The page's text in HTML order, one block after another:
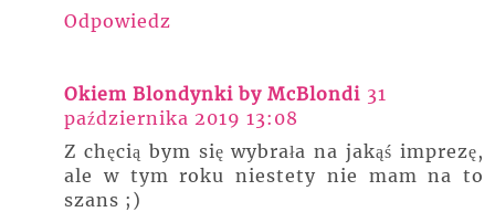
Odpowiedz
Okiem Blondynki by McBlondi 31
października 2019 13:08
Z chęcią bym się wybrała na jakąś imprezę,
ale w tym roku niestety nie mam na to
szans ;)